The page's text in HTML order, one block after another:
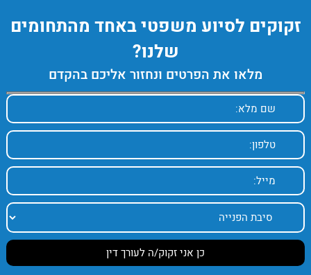
זקוקים לסיוע משפטי באחד מהתחומים
שלנו?
מלאו את הפרטים ונחזור אליכם בהקדם